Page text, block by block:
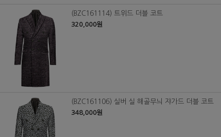
(BZC161114) 트위드 더블 코트
320,000원
(BZC161106) 실버 실 해골무늬 쟈가드 더블 코트
348,000원